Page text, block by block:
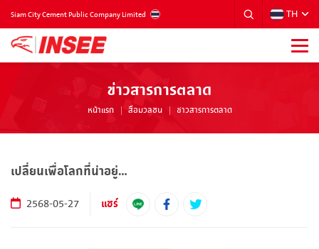
Siam City Cement Public Company Limited TH
ข่าวสารการตลาด
หน้าแรก สื่อมวลชน ข่าวสารการตลาด
เปลี่ยนเพื่อโลกที่น่าอยู่…
2568-05-27 แชร์